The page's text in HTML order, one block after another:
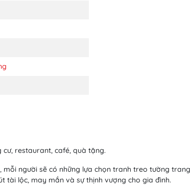
restaurant, café, quà tặng.
người sẽ có những lựa chọn tranh treo tường
tài lộc, may mắn và sự thịnh vượng cho gia đình.